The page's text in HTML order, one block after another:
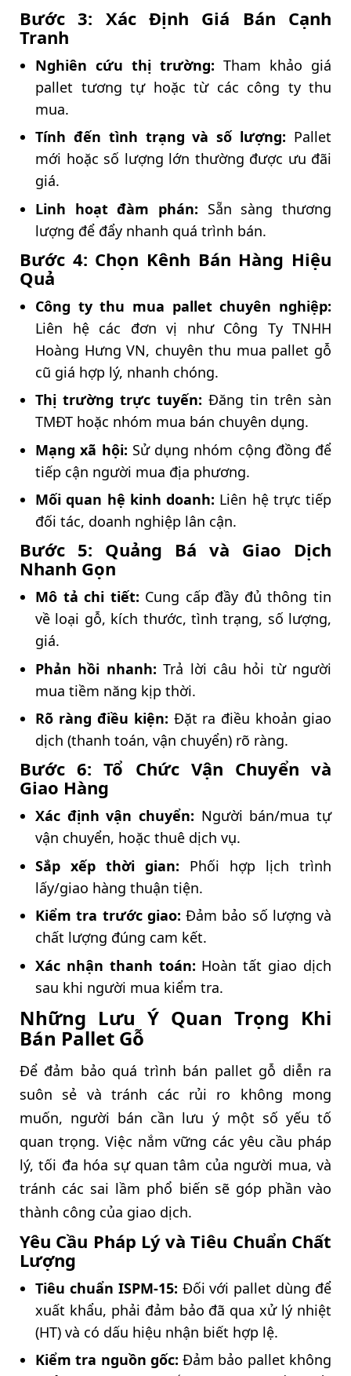
Bước 3: Xác Định Giá Bán Cạnh
Tranh
Nghiên cứu thị trường: Tham khảo giá
pallet tương tự hoặc từ các công ty thu
mua.
Tính đến tình trạng và số lượng: Pallet
mới hoặc số lượng lớn thường được ưu đãi
giá.
Linh hoạt đàm phán: Sẵn sàng thương
lượng để đẩy nhanh quá trình bán.
Bước 4: Chọn Kênh Bán Hàng Hiệu
Quả
Công ty thu mua pallet chuyên nghiệp:
Liên hệ các đơn vị như Công Ty TNHH
Hoàng Hưng VN, chuyên thu mua pallet gỗ
cũ giá hợp lý, nhanh chóng.
Thị trường trực tuyến: Đăng tin trên sàn
TMĐT hoặc nhóm mua bán chuyên dụng.
Mạng xã hội: Sử dụng nhóm cộng đồng để
tiếp cận người mua địa phương.
Mối quan hệ kinh doanh: Liên hệ trực tiếp
đối tác, doanh nghiệp lân cận.
Bước 5: Quảng Bá và Giao Dịch
Nhanh Gọn
Mô tả chi tiết: Cung cấp đầy đủ thông tin
về loại gỗ, kích thước, tình trạng, số lượng,
giá.
Phản hồi nhanh: Trả lời câu hỏi từ người
mua tiềm năng kịp thời.
Rõ ràng điều kiện: Đặt ra điều khoản giao
dịch (thanh toán, vận chuyển) rõ ràng.
Bước 6: Tổ Chức Vận Chuyển và
Giao Hàng
Xác định vận chuyển: Người bán/mua tự
vận chuyển, hoặc thuê dịch vụ.
Sắp xếp thời gian: Phối hợp lịch trình
lấy/giao hàng thuận tiện.
Kiểm tra trước giao: Đảm bảo số lượng và
chất lượng đúng cam kết.
Xác nhận thanh toán: Hoàn tất giao dịch
sau khi người mua kiểm tra.
Những Lưu Ý Quan Trọng Khi
Bán Pallet Gỗ
Để đảm bảo quá trình bán pallet gỗ diễn ra
suôn sẻ và tránh các rủi ro không mong
muốn, người bán cần lưu ý một số yếu tố
quan trọng. Việc nắm vững các yêu cầu pháp
lý, tối đa hóa sự quan tâm của người mua, và
tránh các sai lầm phổ biến sẽ góp phần vào
thành công của giao dịch.
Yêu Cầu Pháp Lý và Tiêu Chuẩn Chất
Lượng
Tiêu chuẩn ISPM-15: Đối với pallet dùng để
xuất khẩu, phải đảm bảo đã qua xử lý nhiệt
(HT) và có dấu hiệu nhận biết hợp lệ.
Kiểm tra nguồn gốc: Đảm bảo pallet không